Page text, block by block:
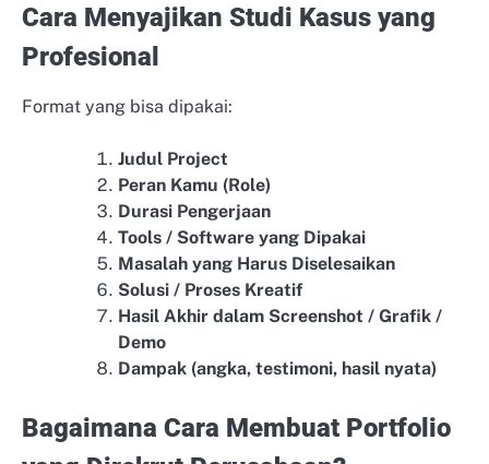
Cara Menyajikan Studi Kasus yang
Profesional
Format yang bisa dipakai:
Judul Project
Peran Kamu (Role)
Durasi Pengerjaan
Tools / Software yang Dipakai
Masalah yang Harus Diselesaikan
Solusi / Proses Kreatif
Hasil Akhir dalam Screenshot / Grafik /
Demo
Dampak (angka, testimoni, hasil nyata)
Bagaimana Cara Membuat Portfolio